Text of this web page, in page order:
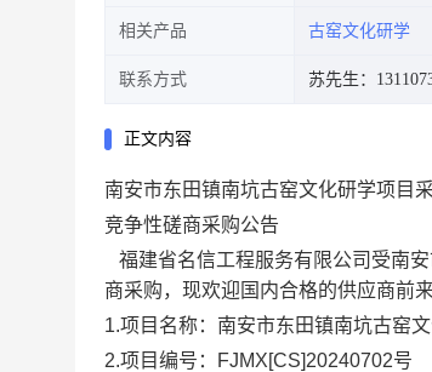
相关产品 古窑文化研学
联系方式 苏先生：
正文内容
南安市东田镇南坑古窑文化研学项目
竞争性磋商采购公告
福建省名信工程服务有限公司 受南
商采购，现欢迎国内合格的供应商前来
1.项目名称： 南安市东田镇南坑古窑
2.项目编号：
FJMX[CS]20240702号